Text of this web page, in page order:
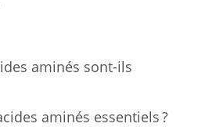
aminés sont-ils
aminés essentiels ?